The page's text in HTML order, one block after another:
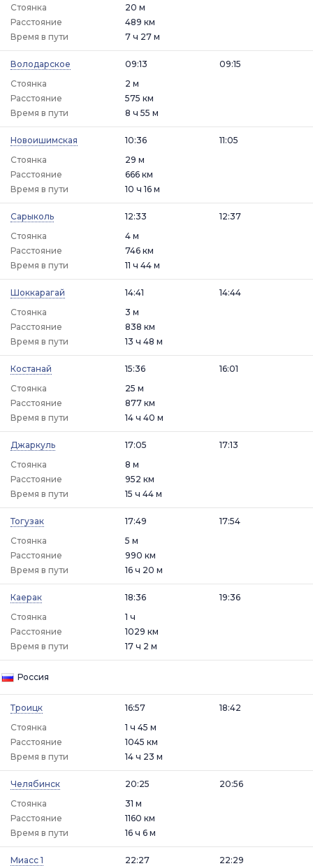
Стоянка
20 м
Расстояние
489 км
Время в пути
7 ч 27 м
Володарское
09:13
Стоянка
2 м
09:15
Расстояние
575 км
Время в пути
8 ч 55 м
Новоишимская
10:36
Стоянка
29 м
11:05
Расстояние
666 км
Время в пути
10 ч 16 м
Сарыколь
12:33
Стоянка
4 м
12:37
Расстояние
746 км
Время в пути
11 ч 44 м
Шоккарагай
14:41
Стоянка
3 м
14:44
Расстояние
838 км
Время в пути
13 ч 48 м
Костанай
15:36
Стоянка
25 м
16:01
Расстояние
877 км
Время в пути
14 ч 40 м
Джаркуль
17:05
Стоянка
8 м
17:13
Расстояние
952 км
Время в пути
15 ч 44 м
Тогузак
17:49
Стоянка
5 м
17:54
Расстояние
990 км
Время в пути
16 ч 20 м
Каерак
18:36
Стоянка
1 ч
19:36
Расстояние
1029 км
Время в пути
17 ч 2 м
Россия
Троицк
16:57
Стоянка
1 ч 45 м
18:42
Расстояние
1045 км
Время в пути
14 ч 23 м
Челябинск
20:25
Стоянка
31 м
20:56
Расстояние
1160 км
Время в пути
16 ч 6 м
Миасс 1
22:27
22:29